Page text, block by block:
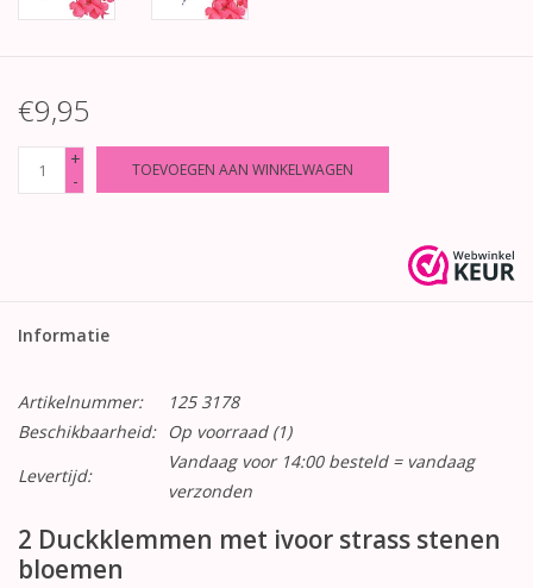
€9,95
+
-
TOEVOEGEN AAN WINKELWAGEN
Informatie
Artikelnummer:
125 3178
Beschikbaarheid:
Op voorraad(1)
Levertijd:
Vandaag voor 14:00 besteld = vandaag
verzonden
2 Duckklemmen met ivoor strass stenen
bloemen